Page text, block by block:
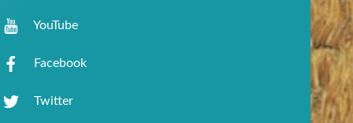
YouTube
Facebook
Twitter